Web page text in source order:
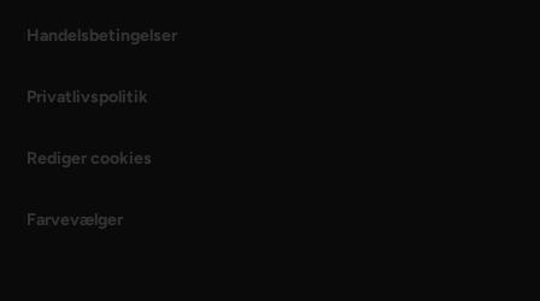
Handelsbetingelser
Privatlivspolitik
Rediger cookies
Farvevælger